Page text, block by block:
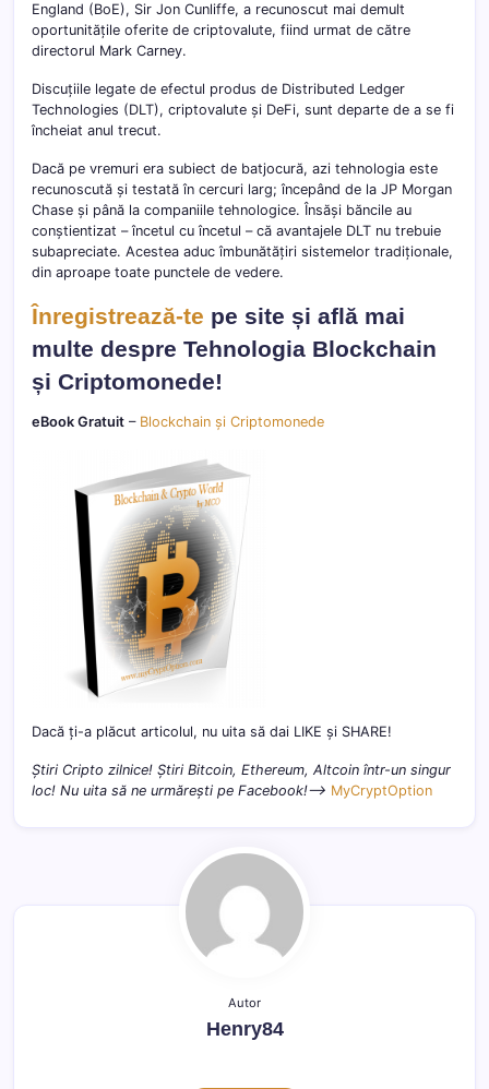
England (BoE), Sir Jon Cunliffe, a recunoscut mai demult
oportunitățile oferite de criptovalute, fiind urmat de către
directorul Mark Carney.
Discuțiile legate de efectul produs de Distributed Ledger
Technologies (DLT), criptovalute și DeFi, sunt departe de a se fi
încheiat anul trecut.
Dacă pe vremuri era subiect de batjocură, azi tehnologia este
recunoscută și testată în cercuri larg; începând de la JP Morgan
Chase și până la companiile tehnologice. Însăși băncile au
conștientizat – încetul cu încetul – că avantajele DLT nu trebuie
subapreciate. Acestea aduc îmbunătățiri sistemelor tradiționale,
din aproape toate punctele de vedere.
Înregistrează-te pe site și află mai
multe despre Tehnologia Blockchain
și Criptomonede!
eBook Gratuit – Blockchain și Criptomonede
Dacă ți-a plăcut articolul, nu uita să dai LIKE și SHARE!
Știri Cripto zilnice! Știri Bitcoin, Ethereum, Altcoin într-un singur
loc! Nu uita să ne urmărești pe Facebook!–> MyCryptOption
Autor
Henry84